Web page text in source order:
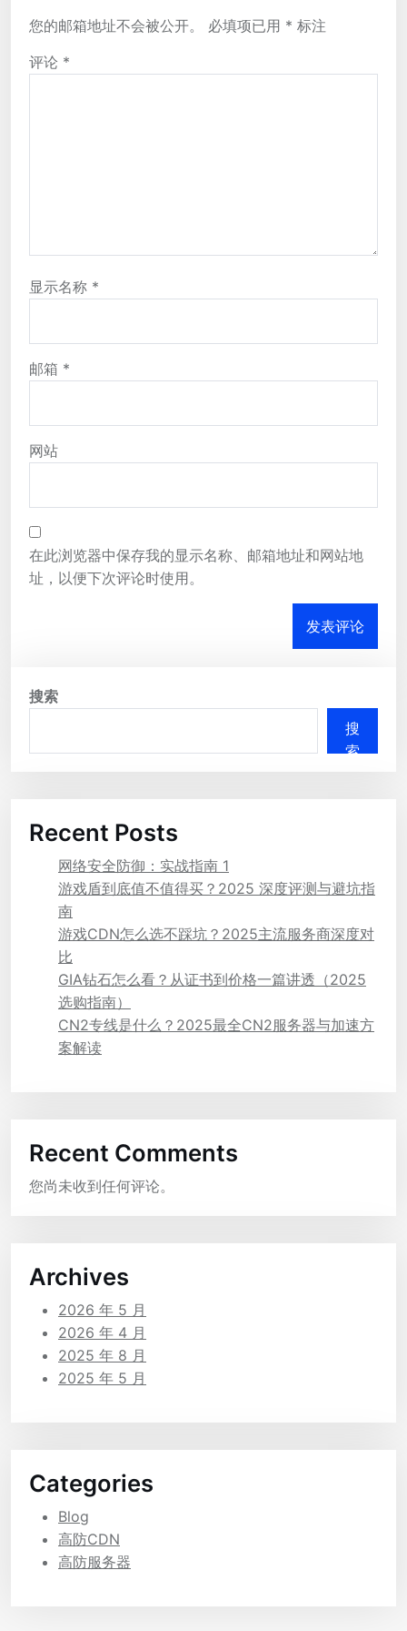
您的邮箱地址不会被公开。 必填项已用 * 标注
评论 *
显示名称 *
邮箱 *
网站
在此浏览器中保存我的显示名称、邮箱地址和网站地
址，以便下次评论时使用。
搜索
搜
索
Recent Posts
网络安全防御：实战指南 1
游戏盾到底值不值得买？2025 深度评测与避坑指
南
游戏CDN怎么选不踩坑？2025主流服务商深度对
比
GIA钻石怎么看？从证书到价格一篇讲透（2025
选购指南）
CN2专线是什么？2025最全CN2服务器与加速方
案解读
Recent Comments
您尚未收到任何评论。
Archives
2026 年 5 月
2026 年 4 月
2025 年 8 月
2025 年 5 月
Categories
Blog
高防CDN
高防服务器